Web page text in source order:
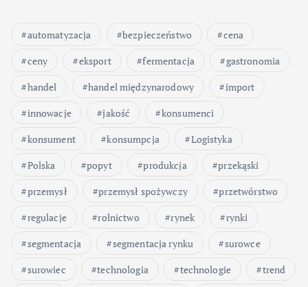
automatyzacja bezpieczeństwo
cena
ceny
eksport fermentacja
gastronomia
handel
handel międzynarodowy
import
innowacje
jakość
konsumenci
konsument
konsumpcja
Logistyka
Polska
popyt produkcja
przekąski
przemysł
przemysł spożywczy
przetwórstwo
regulacje
rolnictwo rynek
rynki
segmentacja
segmentacja rynku
surowce
surowiec
technologia technologie
trend